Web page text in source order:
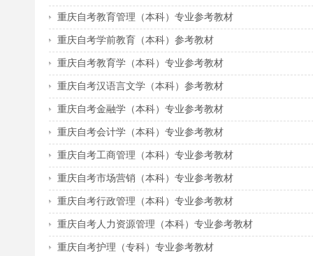
重庆自考教育管理（本科）专业参考教材
重庆自考学前教育（本科）参考教材
重庆自考教育学（本科）专业参考教材
重庆自考汉语言文学（本科）参考教材
重庆自考金融学（本科）专业参考教材
重庆自考会计学（本科）专业参考教材
重庆自考工商管理（本科）专业参考教材
重庆自考市场营销（本科）专业参考教材
重庆自考行政管理（本科）专业参考教材
重庆自考人力资源管理（本科）专业参考教材
重庆自考护理（专科）专业参考教材